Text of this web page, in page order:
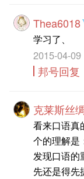
Thea6018
学习了、
2015-04-09
邦号回复
克莱斯丝
看来口语真
个的理解是
发现口语的
先还是得先